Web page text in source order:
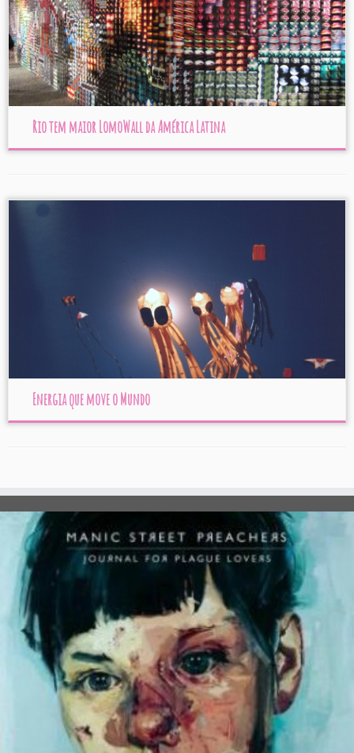
Rio tem maior LomoWall da América Latina
Energia que move o Mundo